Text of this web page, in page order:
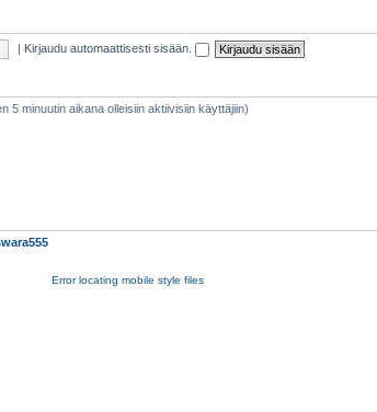
| Kirjaudu automaattisesti sisään.
5 minuutin aikana olleisiin aktiivisiin käyttäjiin)
Error locating mobile style files